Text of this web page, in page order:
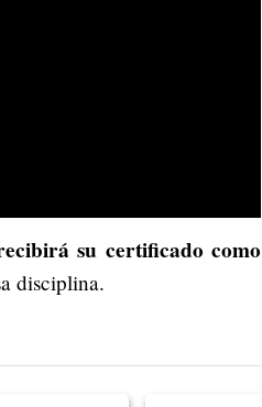
su certificado como
disciplina.